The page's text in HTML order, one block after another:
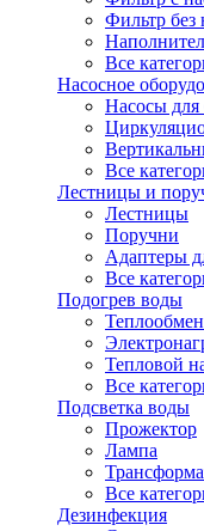
Фильтр без
Все
Насосное
Насосы для
Все
Лестницы и
Лестницы
Поручни
Адаптеры
Все
Подогрев воды
Тепловой
Все
Подсветка воды
Прожектор
Лампа
Все
Дезинфекция